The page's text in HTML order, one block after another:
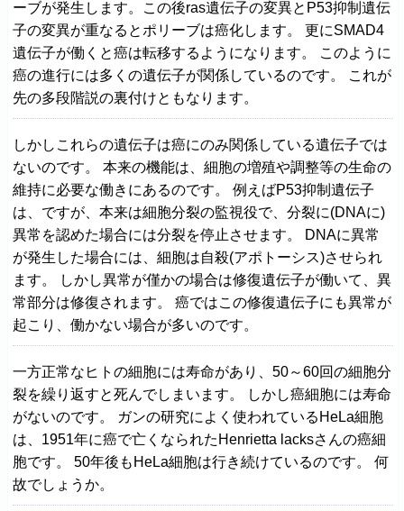
ーブが発生します。この後ras遺伝子の変異とP53抑制遺伝
子の変異が重なるとポリーブは癌化します。 更にSMAD4
遺伝子が働くと癌は転移するようになります。 このように
癌の進行には多くの遺伝子が関係しているのです。 これが
先の多段階説の裏付けともなります。
しかしこれらの遺伝子は癌にのみ関係している遺伝子では
ないのです。 本来の機能は、細胞の増殖や調整等の生命の
維持に必要な働きにあるのです。 例えばP53抑制遺伝子
は、ですが、本来は細胞分裂の監視役で、分裂に(DNAに)
異常を認めた場合には分裂を停止させます。 DNAに異常
が発生した場合には、細胞は自殺(アポトーシス)させられ
ます。 しかし異常が僅かの場合は修復遺伝子が働いて、異
常部分は修復されます。 癌ではこの修復遺伝子にも異常が
起こり、働かない場合が多いのです。
一方正常なヒトの細胞には寿命があり、50～60回の細胞分
裂を繰り返すと死んでしまいます。 しかし癌細胞には寿命
がないのです。 ガンの研究によく使われているHeLa細胞
は、1951年に癌で亡くなられたHenrietta lacksさんの癌細
胞です。 50年後もHeLa細胞は行き続けているのです。 何
故でしょうか。